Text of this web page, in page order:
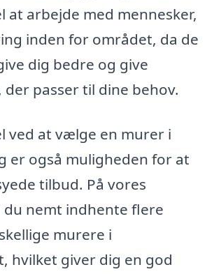
at arbejde med mennesker,
inden for området, da de
dig bedre og give
der passer til dine behov.
ved at vælge en murer i
er også muligheden for at
tilbud. På vores
nemt indhente flere
murere i
hvilket giver dig en god